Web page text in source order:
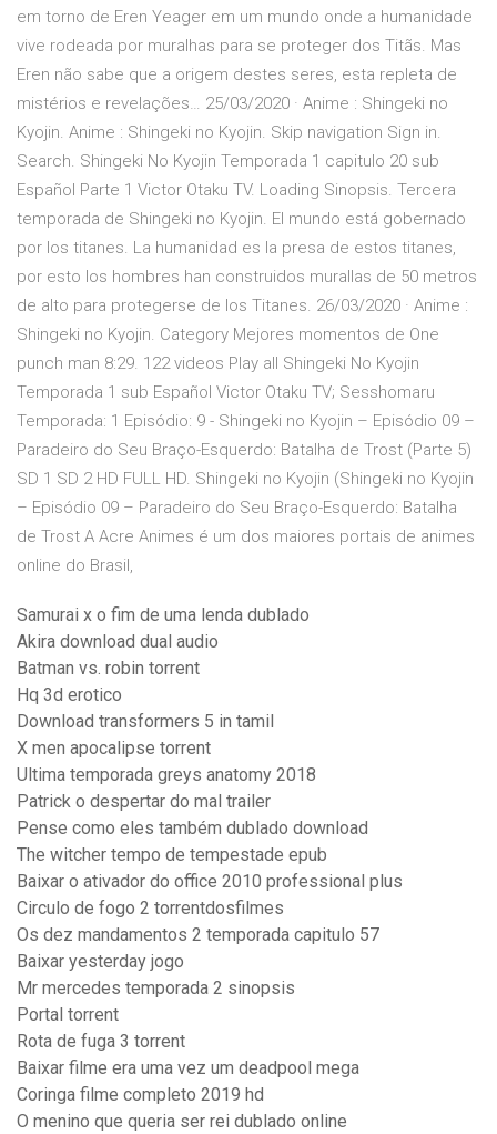
em torno de Eren Yeager em um mundo onde a humanidade
vive rodeada por muralhas para se proteger dos Titãs. Mas
Eren não sabe que a origem destes seres, esta repleta de
mistérios e revelações… 25/03/2020 · Anime : Shingeki no
Kyojin. Anime : Shingeki no Kyojin. Skip navigation Sign in.
Search. Shingeki No Kyojin Temporada 1 capitulo 20 sub
Español Parte 1 Victor Otaku TV. Loading Sinopsis. Tercera
temporada de Shingeki no Kyojin. El mundo está gobernado
por los titanes. La humanidad es la presa de estos titanes,
por esto los hombres han construidos murallas de 50 metros
de alto para protegerse de los Titanes. 26/03/2020 · Anime :
Shingeki no Kyojin. Category Mejores momentos de One
punch man 8:29. 122 videos Play all Shingeki No Kyojin
Temporada 1 sub Español Victor Otaku TV; Sesshomaru
Temporada: 1 Episódio: 9 - Shingeki no Kyojin – Episódio 09 –
Paradeiro do Seu Braço-Esquerdo: Batalha de Trost (Parte 5)
SD 1 SD 2 HD FULL HD. Shingeki no Kyojin (Shingeki no Kyojin
– Episódio 09 – Paradeiro do Seu Braço-Esquerdo: Batalha
de Trost A Acre Animes é um dos maiores portais de animes
online do Brasil,
Samurai x o fim de uma lenda dublado
Akira download dual audio
Batman vs. robin torrent
Hq 3d erotico
Download transformers 5 in tamil
X men apocalipse torrent
Ultima temporada greys anatomy 2018
Patrick o despertar do mal trailer
Pense como eles também dublado download
The witcher tempo de tempestade epub
Baixar o ativador do office 2010 professional plus
Circulo de fogo 2 torrentdosfilmes
Os dez mandamentos 2 temporada capitulo 57
Baixar yesterday jogo
Mr mercedes temporada 2 sinopsis
Portal torrent
Rota de fuga 3 torrent
Baixar filme era uma vez um deadpool mega
Coringa filme completo 2019 hd
O menino que queria ser rei dublado online